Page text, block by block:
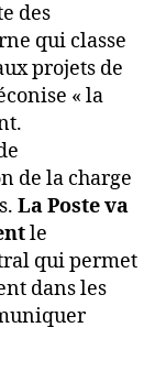
des
qui classe
projets de
« la
de la charge
La Poste va
le
qui permet
dans les